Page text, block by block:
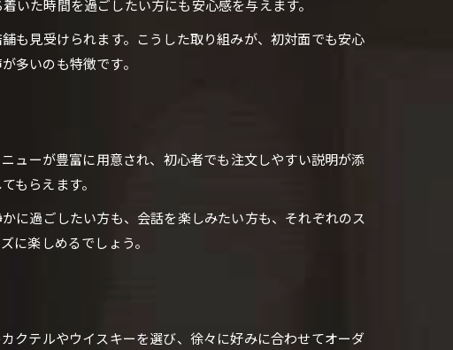
いた時間を過ごしたい方にも安心感を与えます。
も見受けられます。こうした取り組みが、初対面でも安心
多いのも特徴です。
ューが豊富に用意され、初心者でも注文しやすい説明が添
もらえます。
に過ごしたい方も、会話を楽しみたい方も、それぞれのス
に楽しめるでしょう。
クテルやウイスキーを選び、徐々に好みに合わせてオーダ